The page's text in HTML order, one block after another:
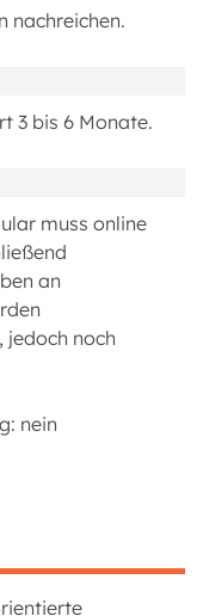
nachreichen.
3 bis 6 Monate.
muss online
an
jedoch noch
nein